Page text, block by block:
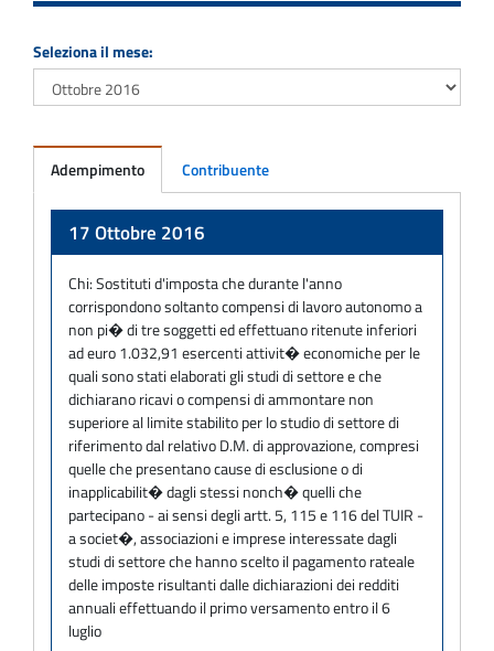
Seleziona il mese:
Adempimento Contribuente
17 Ottobre 2016
Chi:Sostituti d'imposta che durante l'anno
corrispondono soltanto compensi di lavoro autonomo a
non pi� di tre soggetti ed effettuano ritenute inferiori
ad euro 1.032,91 esercenti attivit� economiche per le
quali sono stati elaborati gli studi di settore e che
dichiarano ricavi o compensi di ammontare non
superiore al limite stabilito per lo studio di settore di
riferimento dal relativo D.M. di approvazione, compresi
quelle che presentano cause di esclusione o di
inapplicabilit� dagli stessi nonch� quelli che
partecipano - ai sensi degli artt. 5, 115 e 116 del TUIR -
a societ�, associazioni e imprese interessate dagli
studi di settore che hanno scelto il pagamento rateale
delle imposte risultanti dalle dichiarazioni dei redditi
annuali effettuando il primo versamento entro il 6
luglio